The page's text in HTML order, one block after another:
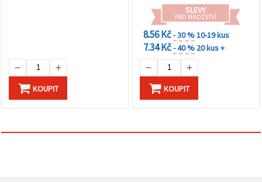
KOUPIT
SLEVY
PRO MNOŽSTVÍ
8.56 Kč- 30 %10-19 kus
7.34 Kč- 40 % 20 kus +
KOUPIT